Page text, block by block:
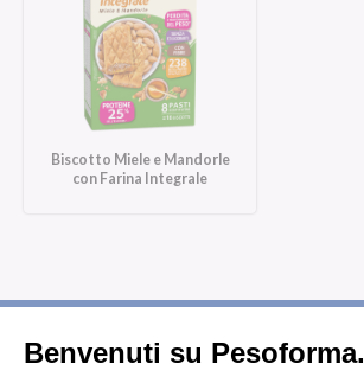
Biscotto Miele e Mandorle
con Farina Integrale
Iscriviti alla newsletter